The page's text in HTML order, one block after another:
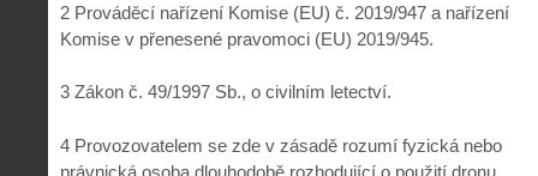
2 Prováděcí nařízení Komise (EU) č. 2019/947 a nařízení
Komise v přenesené pravomoci (EU) 2019/945.
3 Zákon č. 49/1997 Sb., o civilním letectví.
4 Provozovatelem se zde v zásadě rozumí fyzická nebo
právnická osoba dlouhodobě rozhodující o použití dronu,